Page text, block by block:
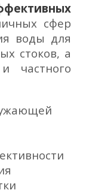
сфер
воды для
стоков, а
частного